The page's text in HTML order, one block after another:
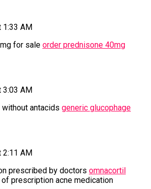
AM
for sale order prednisone 40mg
AM
antacids generic glucophage
AM
prescribed by doctors omnacortil
prescription acne medication